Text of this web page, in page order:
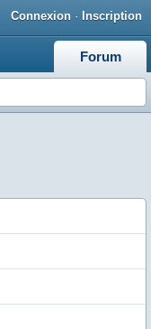
Connexion · Inscription
Forum